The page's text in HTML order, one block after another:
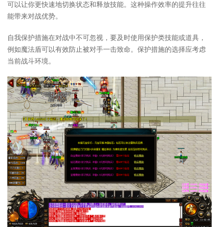
可以让你更快速地切换状态和释放技能。这种操作效率的提升往往
能带来对战优势。
自我保护措施在对战中不可忽视，要及时使用保护类技能或道具，
例如魔法盾可以有效防止被对手一击致命。保护措施的选择应考虑
当前战斗环境。